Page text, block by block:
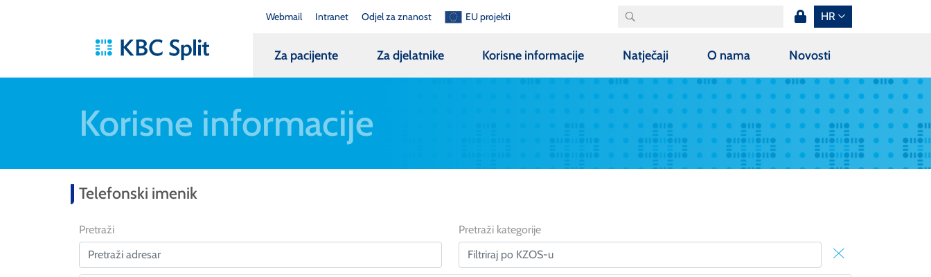
Webmail Intranet Odjel za znanost EU projekti HR
Za pacijente Za djelatnike Korisne informacije Natječaji O nama Novosti
Korisne informacije
Telefonski imenik
Pretraži Pretraži kategorije
X